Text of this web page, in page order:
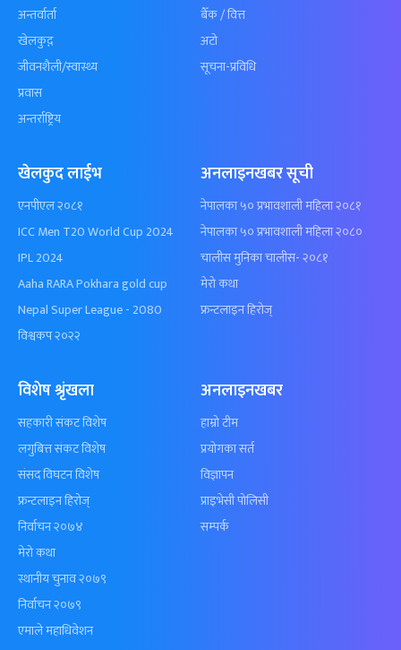
अन्तर्वार्ता
खेलकुद़़
जीवनशैली/स्वास्थ्य
प्रवास
अन्तर्राष्ट्रिय
बैँक / वित्त
अटो
सूचना-प्रविधि
खेलकुद लाईभ
एनपीएल २०८१
ICC Men T20 World Cup 2024
IPL 2024
Aaha RARA Pokhara gold cup
Nepal Super League - 2080
विश्वकप २०२२
अनलाइनखबर सूची
नेपालका ५० प्रभावशाली महिला २०८१
नेपालका ५० प्रभावशाली महिला २०८०
चालीस मुनिका चालीस- २०८१
मेरो कथा
फ्रन्टलाइन हिरोज्
विशेष श्रृंखला
सहकारी संकट विशेष
लगुबित्त संकट विशेष
संसद विघटन विशेष
फ्रन्टलाइन हिरोज्
निर्वाचन २०७४
मेरो कथा
स्थानीय चुनाव २०७९
निर्वाचन २०७९
एमाले महाधिवेशन
अनलाइनखबर
हाम्रो टीम
प्रयोगका सर्त
विज्ञापन
प्राइभेसी पोलिसी
सम्पर्क